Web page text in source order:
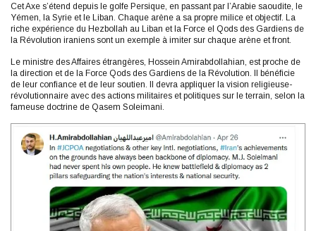
Cet Axe s’étend depuis le golfe Persique, en passant par l’Arabie saoudite, le
Yémen, la Syrie et le Liban. Chaque arène a sa propre milice et objectif. La
riche expérience du Hezbollah au Liban et la Force el Qods des Gardiens de
la Révolution iraniens sont un exemple à imiter sur chaque arène et front.
Le ministre des Affaires étrangères, Hossein Amirabdollahian, est proche de
la direction et de la Force Qods des Gardiens de la Révolution. Il bénéficie
de leur confiance et de leur soutien. Il devra appliquer la vision religieuse-
révolutionnaire avec des actions militaires et politiques sur le terrain, selon la
fameuse doctrine de Qasem Soleimani.